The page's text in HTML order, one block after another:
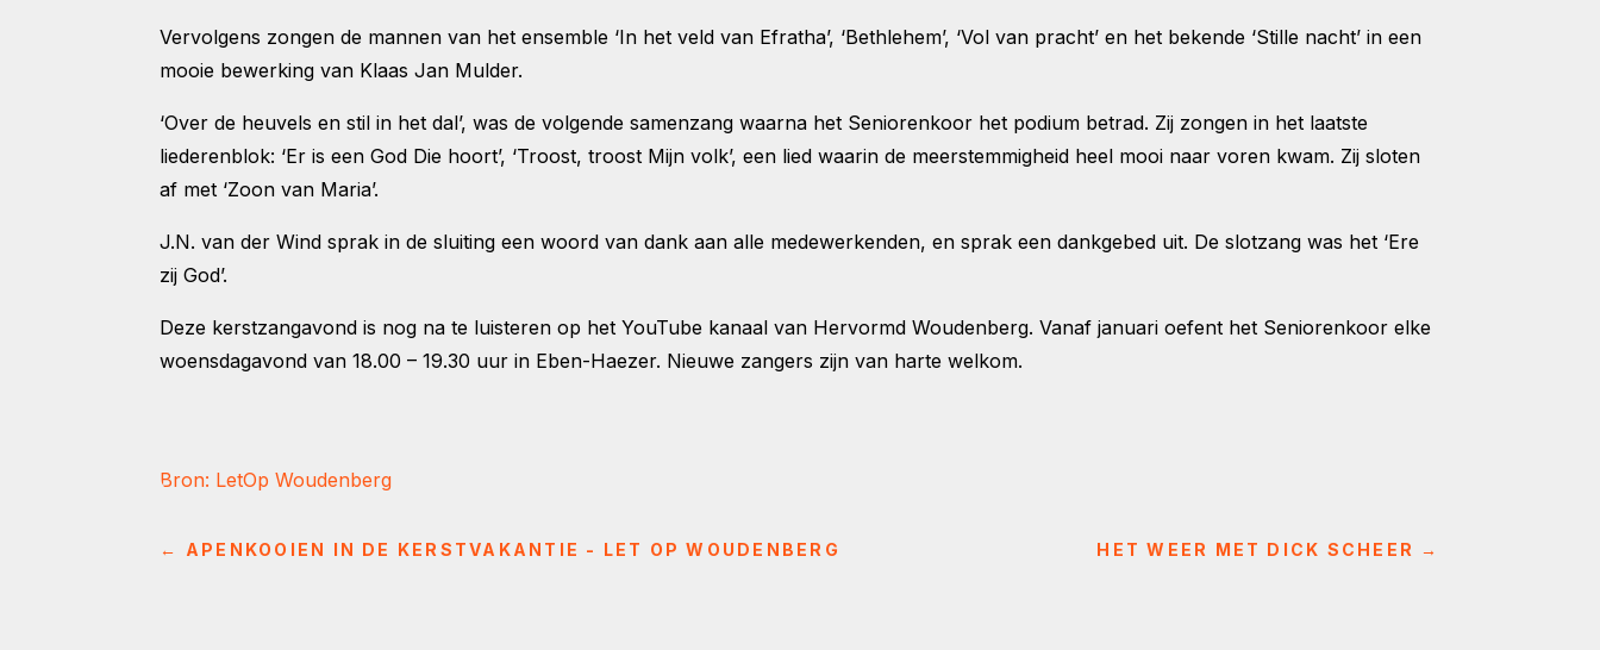
Vervolgens zongen de mannen van het ensemble ‘In het veld van Efratha’, ‘Bethlehem’, ‘Vol van pracht’ en het bekende ‘Stille nacht’ in een
mooie bewerking van Klaas Jan Mulder.
‘Over de heuvels en stil in het dal’, was de volgende samenzang waarna het Seniorenkoor het podium betrad. Zij zongen in het laatste
liederenblok: ‘Er is een God Die hoort’, ‘Troost, troost Mijn volk’, een lied waarin de meerstemmigheid heel mooi naar voren kwam. Zij sloten
af met ‘Zoon van Maria’.
J.N. van der Wind sprak in de sluiting een woord van dank aan alle medewerkenden, en sprak een dankgebed uit. De slotzang was het ‘Ere
zij God’.
Deze kerstzangavond is nog na te luisteren op het YouTube kanaal van Hervormd Woudenberg. Vanaf januari oefent het Seniorenkoor elke
woensdagavond van 18.00 – 19.30 uur in Eben-Haezer. Nieuwe zangers zijn van harte welkom.
Bron: LetOp Woudenberg
← APENKOOIEN IN DE KERSTVAKANTIE - LET OP WOUDENBERG HET WEER MET DICK SCHEER →